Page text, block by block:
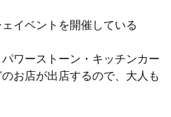
イベントを開催している
ワーストーン・キッチンカー
お店が出店するので、大人も